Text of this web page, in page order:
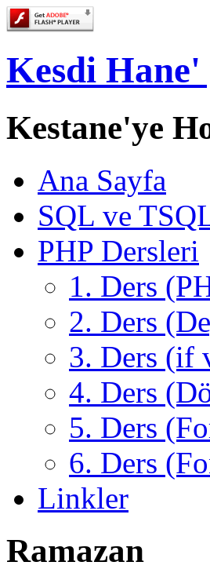
Kesdi Hane'
Kestane'ye
Ana Sayfa
SQL ve
PHP Dersleri
1. Ders
2. Ders
3. Ders (if
4. Ders
5. Ders
6. Ders
Linkler
Ramazan